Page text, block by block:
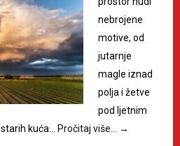
nebrojene
motive, od
jutarnje
magle iznad
polja i žetve
pod ljetnim
kuća…
Pročitaj više… →